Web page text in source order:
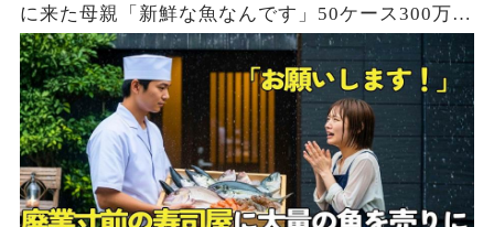
に来た母親「新鮮な魚なんです」50ケース300万円
で買い取った結果